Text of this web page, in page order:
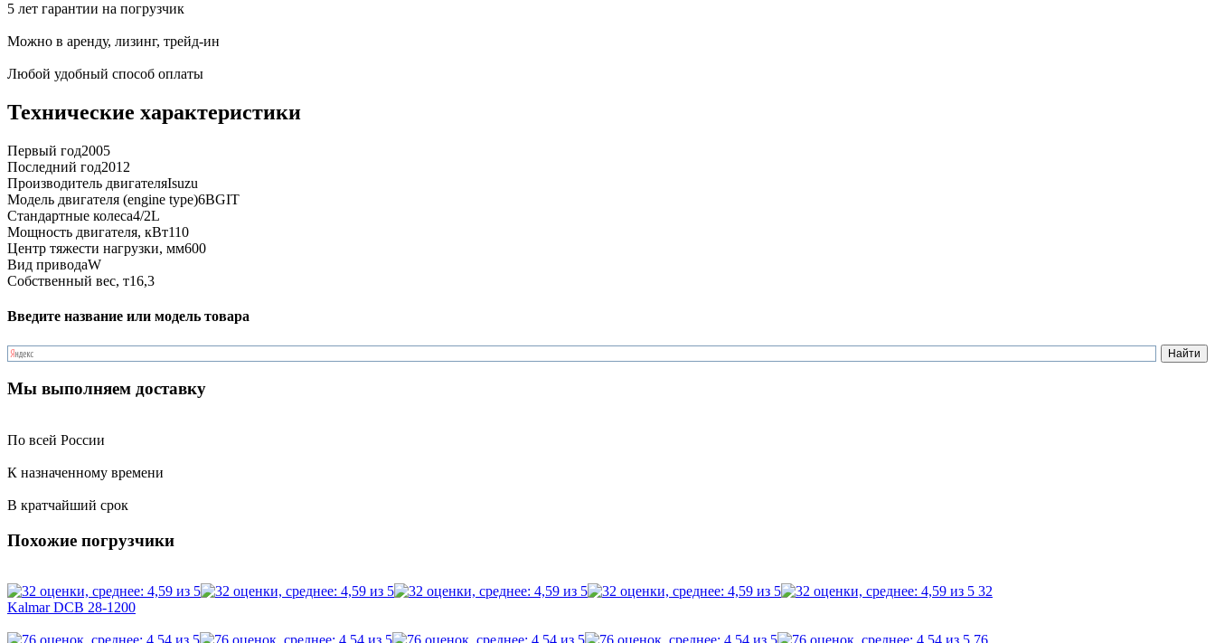
5 лет гарантии на погрузчик
Можно в аренду, лизинг, трейд-ин
Любой удобный способ оплаты
Технические характеристики
Первый год2005
Последний год2012
Производитель двигателяIsuzu
Модель двигателя (engine type)6BGIT
Стандартные колеса4/2L
Мощность двигателя, кВт110
Центр тяжести нагрузки, мм600
Вид приводаW
Собственный вес, т16,3
Введите название или модель товара
Мы выполняем доставку
По всей России
К назначенному времени
В кратчайший срок
Похожие погрузчики
32
Kalmar DCB 28-1200